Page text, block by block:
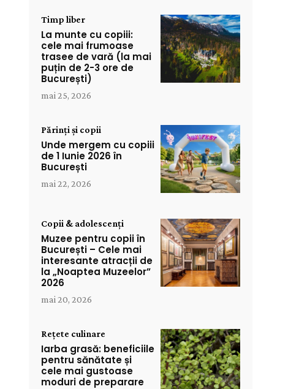
Timp liber
La munte cu copiii:
cele mai frumoase
trasee de vară (la mai
puțin de 2-3 ore de
București)
mai 25, 2026
Părinți și copii
Unde mergem cu copiii
de 1 Iunie 2026 în
București
mai 22, 2026
Copii & adolescenți
Muzee pentru copii în
București – Cele mai
interesante atracții de
la „Noaptea Muzeelor”
2026
mai 20, 2026
Rețete culinare
Iarba grasă: beneficiile
pentru sănătate și
cele mai gustoase
moduri de preparare